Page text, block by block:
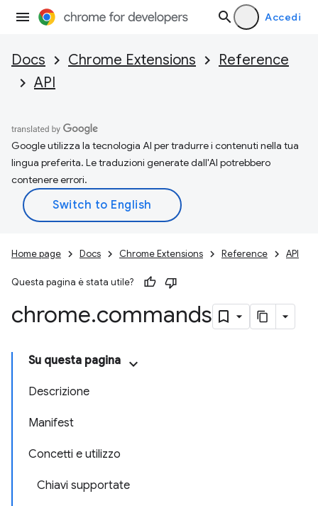
Accedi
Docs Chrome Extensions
Reference
API
Google utilizza la tecnologia AI per tradurre i contenuti nella tua
lingua preferita. Le traduzioni generate dall'AI potrebbero
contenere errori.
Home page Docs Chrome Extensions Reference API
Questa pagina è stata utile?
chrome.commands
Su questa pagina
Descrizione
Manifest
Concetti e utilizzo
Chiavi supportate